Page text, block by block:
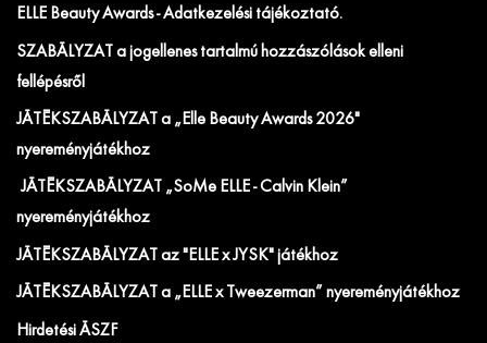
ELLE Beauty Awards - Adatkezelési tájékoztató.
SZABÁLYZAT a jogellenes tartalmú hozzászólások elleni
fellépésről
JÁTÉKSZABÁLYZAT a „Elle Beauty Awards 2026"
nyereményjátékhoz
JÁTÉKSZABÁLYZAT „SoMe ELLE - Calvin Klein”
nyereményjátékhoz
JÁTÉKSZABÁLYZAT az "ELLE x JYSK" játékhoz
JÁTÉKSZABÁLYZAT a „ELLE x Tweezerman” nyereményjátékhoz
Hirdetési ÁSZF